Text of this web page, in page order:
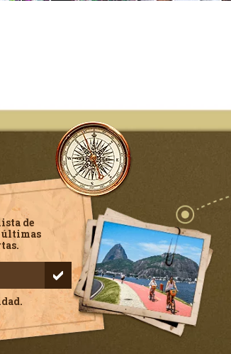
de
últimas